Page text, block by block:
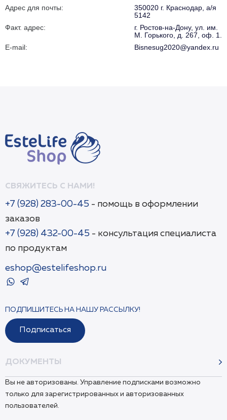
Адрес для почты:
350020 г. Краснодар, а/я
5142
Факт. адрес:
г. Ростов-на-Дону, ул. им.
М. Горького, д. 267, оф. 1.
E-mail:
Bisnesug2020@yandex.ru
ДОКУМЕНТЫ
Вы не авторизованы. Управление подписками возможно
только для зарегистрированных и авторизованных
пользователей.
СВЯЖИТЕСЬ С НАМИ!
+7 (928) 283-00-45 - помощь в оформлении
заказов
+7 (928) 432-00-45 - консультация специалиста
по продуктам
eshop@estelifeshop.ru
ПОДПИШИТЕСЬ НА НАШУ РАССЫЛКУ!
Подписаться